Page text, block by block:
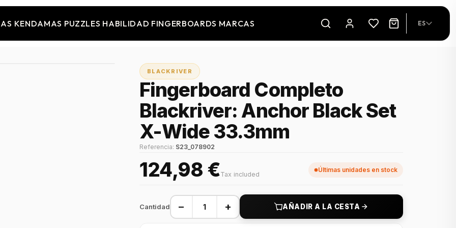
KENDAMAS PUZZLES HABILIDAD FINGERBOARDS MARCAS ES
BLACKRIVER
Fingerboard Completo
Blackriver: Anchor Black Set
X-Wide 33.3mm
Referencia: S23_078902
124,98 €Tax included
Últimas unidades en stock
Cantidad − + AÑADIR A LA CESTA